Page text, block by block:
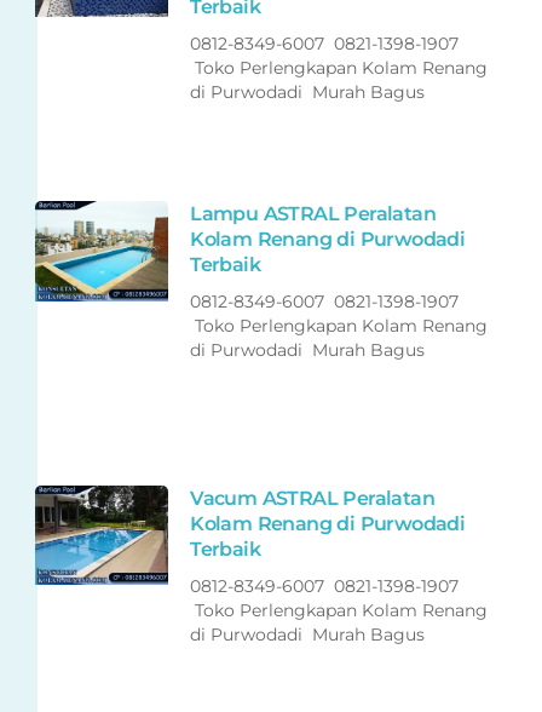
Terbaik
0812-8349-6007 0821-1398-1907
Toko Perlengkapan Kolam Renang
di Purwodadi Murah Bagus
Lampu ASTRAL Peralatan
Kolam Renang di Purwodadi
Terbaik
0812-8349-6007 0821-1398-1907
Toko Perlengkapan Kolam Renang
di Purwodadi Murah Bagus
Vacum ASTRAL Peralatan
Kolam Renang di Purwodadi
Terbaik
0812-8349-6007 0821-1398-1907
Toko Perlengkapan Kolam Renang
di Purwodadi Murah Bagus